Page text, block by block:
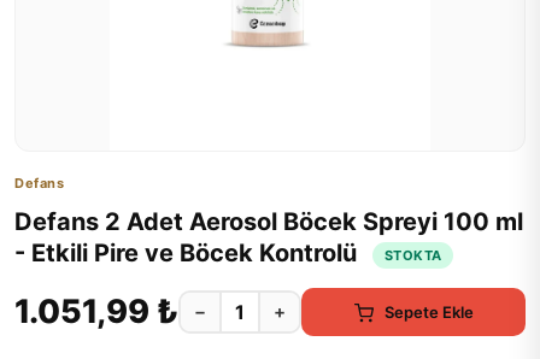
Defans
Defans 2 Adet Aerosol Böcek Spreyi 100 ml
- Etkili Pire ve Böcek Kontrolü
STOKTA
1.051,99 ₺ − + Sepete Ekle